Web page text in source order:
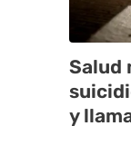
Salud
y